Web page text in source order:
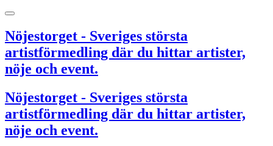
Nöjestorget - Sveriges största
artistförmedling där du hittar artister,
nöje och event.
Nöjestorget - Sveriges största
artistförmedling där du hittar artister,
nöje och event.